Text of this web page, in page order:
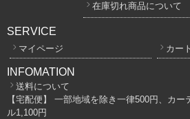
在庫切れ商品について
SERVICE
マイページ カー
INFOMATION
送料について
【宅配便】 一部地域を除き一律500円、カ
ル1,100円